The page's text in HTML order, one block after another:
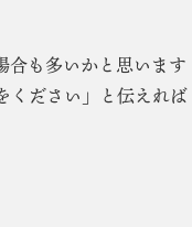
合も多いかと思います
ください」と伝えれば